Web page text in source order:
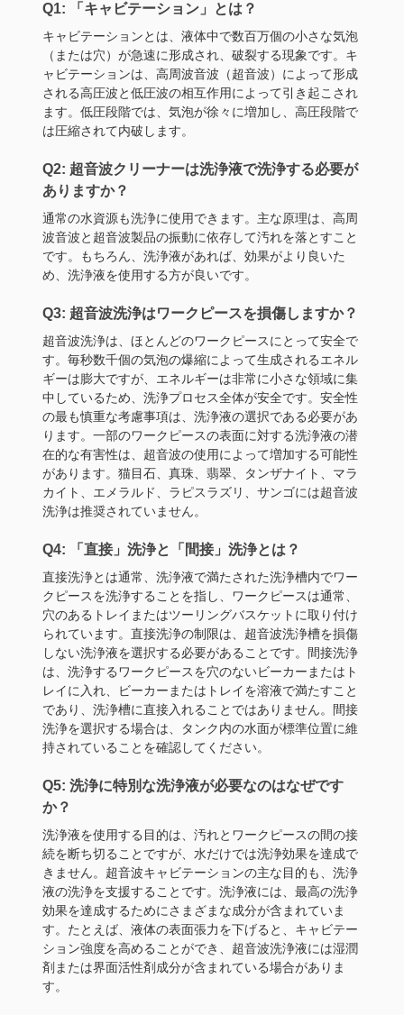
Q1: 「キャビテーション」とは？
キャビテーションとは、液体中で数百万個の小さな気泡
（または穴）が急速に形成され、破裂する現象です。キ
ャビテーションは、高周波音波（超音波）によって形成
される高圧波と低圧波の相互作用によって引き起こされ
ます。低圧段階では、気泡が徐々に増加し、高圧段階で
は圧縮されて内破します。
Q2: 超音波クリーナーは洗浄液で洗浄する必要が
ありますか？
通常の水資源も洗浄に使用できます。主な原理は、高周
波音波と超音波製品の振動に依存して汚れを落とすこと
です。もちろん、洗浄液があれば、効果がより良いた
め、洗浄液を使用する方が良いです。
Q3: 超音波洗浄はワークピースを損傷しますか？
超音波洗浄は、ほとんどのワークピースにとって安全で
す。毎秒数千個の気泡の爆縮によって生成されるエネル
ギーは膨大ですが、エネルギーは非常に小さな領域に集
中しているため、洗浄プロセス全体が安全です。安全性
の最も慎重な考慮事項は、洗浄液の選択である必要があ
ります。一部のワークピースの表面に対する洗浄液の潜
在的な有害性は、超音波の使用によって増加する可能性
があります。猫目石、真珠、翡翠、タンザナイト、マラ
カイト、エメラルド、ラピスラズリ、サンゴには超音波
洗浄は推奨されていません。
Q4: 「直接」洗浄と「間接」洗浄とは？
直接洗浄とは通常、洗浄液で満たされた洗浄槽内でワー
クピースを洗浄することを指し、ワークピースは通常、
穴のあるトレイまたはツーリングバスケットに取り付け
られています。直接洗浄の制限は、超音波洗浄槽を損傷
しない洗浄液を選択する必要があることです。間接洗浄
は、洗浄するワークピースを穴のないビーカーまたはト
レイに入れ、ビーカーまたはトレイを溶液で満たすこと
であり、洗浄槽に直接入れることではありません。間接
洗浄を選択する場合は、タンク内の水面が標準位置に維
持されていることを確認してください。
Q5: 洗浄に特別な洗浄液が必要なのはなぜです
か？
洗浄液を使用する目的は、汚れとワークピースの間の接
続を断ち切ることですが、水だけでは洗浄効果を達成で
きません。超音波キャビテーションの主な目的も、洗浄
液の洗浄を支援することです。洗浄液には、最高の洗浄
効果を達成するためにさまざまな成分が含まれていま
す。たとえば、液体の表面張力を下げると、キャビテー
ション強度を高めることができ、超音波洗浄液には湿潤
剤または界面活性剤成分が含まれている場合がありま
す。